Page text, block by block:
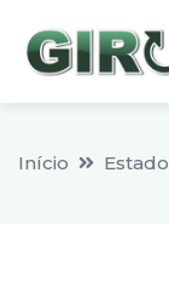
Início Estado